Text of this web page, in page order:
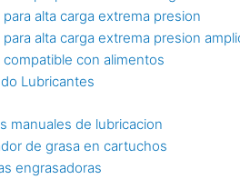
para alta carga extrema presion
para alta carga extrema presion
compatible con alimentos
Lubricantes
manuales de lubricacion
de grasa en cartuchos
engrasadoras